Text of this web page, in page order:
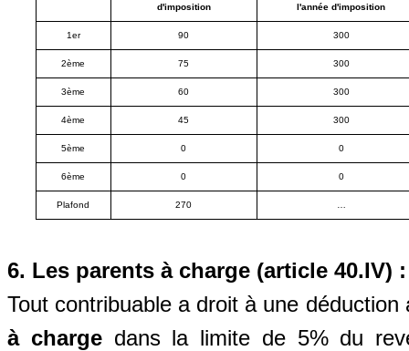
d'imposition l'année d'imposition
1er 90 300
2ème 75 300
3ème 60 300
4ème 45 300
5ème 0 0
6ème 0 0
Plafond 270
6. Les parents à charge (article 40.IV) :
Tout contribuable a droit à une
à chargedans la limite de 5% du